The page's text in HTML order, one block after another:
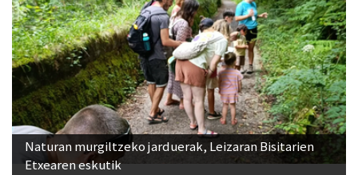
Naturan murgiltzeko jarduerak, Leizaran Bisitarien
Etxearen eskutik